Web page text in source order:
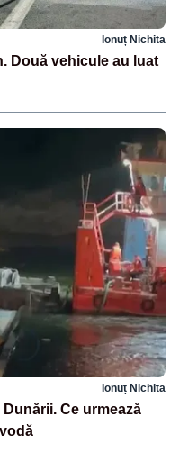
Ionuț Nichita
Două vehicule au luat
Ionuț Nichita
Ce urmează